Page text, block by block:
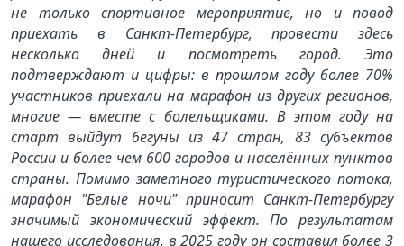
не только спортивное мероприятие, но и повод
приехать в Санкт-Петербург, провести здесь
несколько дней и посмотреть город. Это
подтверждают и цифры: в прошлом году более 70%
участников приехали на марафон из других регионов,
многие — вместе с болельщиками. В этом году на
старт выйдут бегуны из 47 стран, 83 субъектов
России и более чем 600 городов и населённых пунктов
страны. Помимо заметного туристического потока,
марафон "Белые ночи" приносит Санкт-Петербургу
значимый экономический эффект. По результатам
нашего исследования, в 2025 году он составил более 3